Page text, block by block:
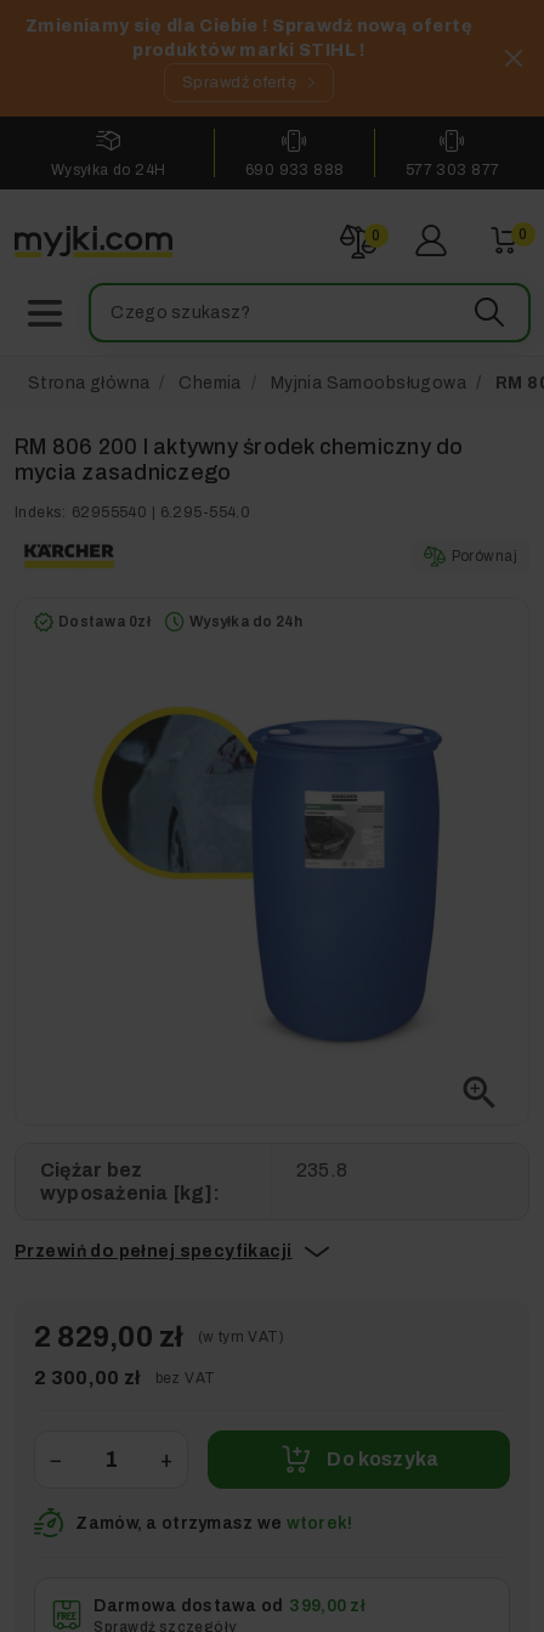
Zmieniamy się dla Ciebie ! Sprawdź nową ofertę
produktów marki STIHL !
Sprawdź ofertę
Wysyłka do 24H 690 933 888 577 303 877
0 0
Strona główna Chemia Myjnia Samoobsługowa RM
RM 806 200 l aktywny środek chemiczny do
mycia zasadniczego
Indeks: 62955540 | 6.295-554.0
Porównaj
Dostawa 0zł Wysyłka do 24h
zoom_in
Ciężar bez
wyposażenia [kg]:
235.8
Przewiń do pełnej specyfikacji
2 829,00 zł (w tym VAT)
2 300,00 zł bez VAT
− + Do koszyka
Zamów, a otrzymasz we wtorek!
Darmowa dostawa od 399,00 zł
Sprawdź szczegóły